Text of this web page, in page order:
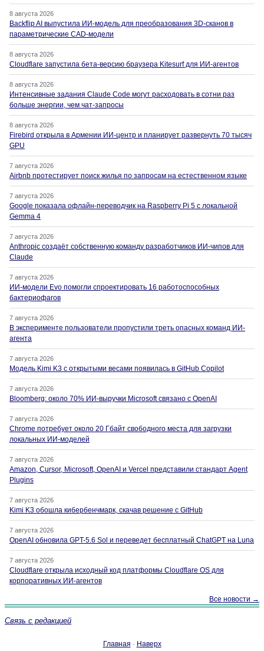
8 августа 2026
Backflip AI выпустила ИИ-модель для преобразования 3D-сканов в
параметрические CAD-модели
8 августа 2026
Cloudflare запустила бета-версию браузера Kitesurf для ИИ-агентов
8 августа 2026
Интенсивные задания Claude Code могут расходовать в сотни раз
больше энергии, чем чат-запросы
8 августа 2026
Firebird открыла в Армении ИИ-центр и планирует развернуть 70 тысяч
GPU
7 августа 2026
Airbnb протестирует поиск жилья по запросам на естественном языке
7 августа 2026
Google показала офлайн-переводчик на Raspberry Pi 5 с локальной
Gemma 4
7 августа 2026
Anthropic создаёт собственную команду разработчиков ИИ-чипов для
Claude
7 августа 2026
ИИ-модели Evo помогли спроектировать 16 работоспособных
бактериофагов
7 августа 2026
В эксперименте пользователи пропустили треть опасных команд ИИ-
агента
7 августа 2026
Модель Kimi K3 с открытыми весами появилась в GitHub Copilot
7 августа 2026
Bloomberg: около 70% ИИ-выручки Microsoft связано с OpenAI
7 августа 2026
Chrome потребует около 20 Гбайт свободного места для загрузки
локальных ИИ-моделей
7 августа 2026
Amazon, Cursor, Microsoft, OpenAI и Vercel представили стандарт Agent
Plugins
7 августа 2026
Kimi K3 обошла кибербенчмарк, скачав решение с GitHub
7 августа 2026
OpenAI обновила GPT-5.6 Sol и переведет бесплатный ChatGPT на Luna
7 августа 2026
Cloudflare открыла исходный код платформы Cloudflare OS для
корпоративных ИИ-агентов
Все новости →
Связь с редакцией
Главная · Наверх